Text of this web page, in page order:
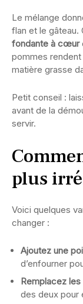
Le mélange
flan et le gâteau.
fondante à cœur
pommes rendent
matière grasse
Petit conseil :
avant de la
servir.
plus
Voici quelques
changer :
Ajoutez une
d’enfourner
Remplacez
des deux pour